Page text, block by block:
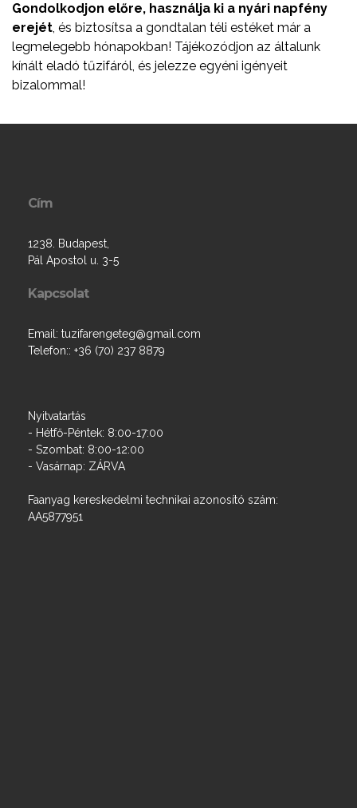
Gondolkodjon előre, használja ki a nyári napfény
erejét, és biztosítsa a gondtalan téli estéket már a
legmelegebb hónapokban! Tájékozódjon az általunk
kínált eladó tűzifáról, és jelezze egyéni igényeit
bizalommal!
Cím
1238. Budapest,
Pál Apostol u. 3-5
Kapcsolat
Email: tuzifarengeteg@gmail.com
Telefon:: +36 (70) 237 8879
Nyitvatartás
- Hétfő-Péntek: 8:00-17:00
- Szombat: 8:00-12:00
- Vasárnap: ZÁRVA
Faanyag kereskedelmi technikai azonosító szám:
AA5877951